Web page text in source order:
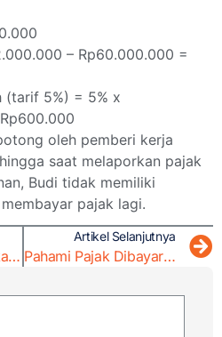
– Rp60.000.000 =
(tarif 5%) = 5% x
oleh pemberi kerja
saat melaporkan pajak
Budi tidak memiliki
pajak lagi.
Mengenal Lebih Dekat Pemeriksaan Pajak di Indonesia
Artikel Selanjutnya
Pahami Pajak Dibayar Dimuka: Konsep dan Jenisnya